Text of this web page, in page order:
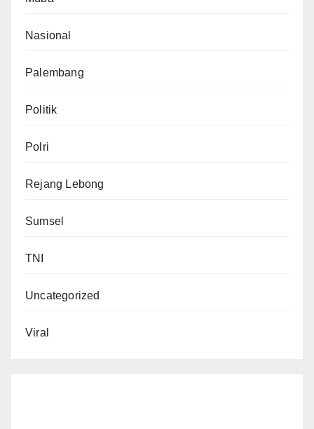
Nasional
Palembang
Politik
Polri
Rejang Lebong
Sumsel
TNI
Uncategorized
Viral